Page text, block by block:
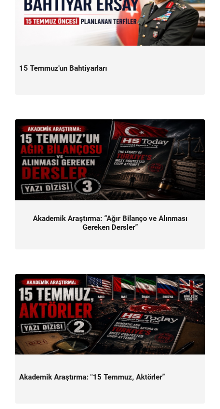
15 Temmuz'un Bahtiyarları
Akademik Araştırma: “Ağır Bilanço ve Alınması
Gereken Dersler”
Akademik Araştırma: "15 Temmuz, Aktörler”